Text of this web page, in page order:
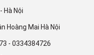
Hà Nội
Hoàng Mai Hà Nội
- 0334384726